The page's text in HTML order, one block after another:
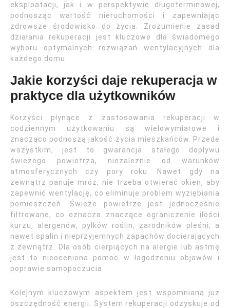
eksploatacji, jak i w perspektywie długoterminowej,
podnosząc wartość nieruchomości i zapewniając
zdrowsze środowisko do życia. Zrozumienie zasad
działania rekuperacji jest kluczowe dla świadomego
wyboru optymalnych rozwiązań wentylacyjnych dla
każdego domu.
Jakie korzyści daje rekuperacja w
praktyce dla użytkowników
Korzyści płynące z zastosowania rekuperacji w
codziennym użytkowaniu są wielowymiarowe i
znacząco podnoszą jakość życia mieszkańców. Przede
wszystkim, jest to gwarancja stałego dopływu
świeżego powietrza, niezależnie od warunków
atmosferycznych czy pory roku. Nawet gdy na
zewnątrz panuje mróz, nie trzeba otwierać okien, aby
zapewnić wentylację, co eliminuje problem wyziębiania
pomieszczeń. Świeże powietrze jest jednocześnie
filtrowane, co oznacza znaczące ograniczenie ilości
kurzu, alergenów, pyłków roślin, zarodników pleśni, a
nawet spalin i nieprzyjemnych zapachów docierających
z zewnątrz. Dla osób cierpiących na alergie lub astmę
jest to nieoceniona pomoc w łagodzeniu objawów i
poprawie samopoczucia.
Kolejnym kluczowym aspektem jest wspomniana już
oszczędność energii. System rekuperacji odzyskuje od